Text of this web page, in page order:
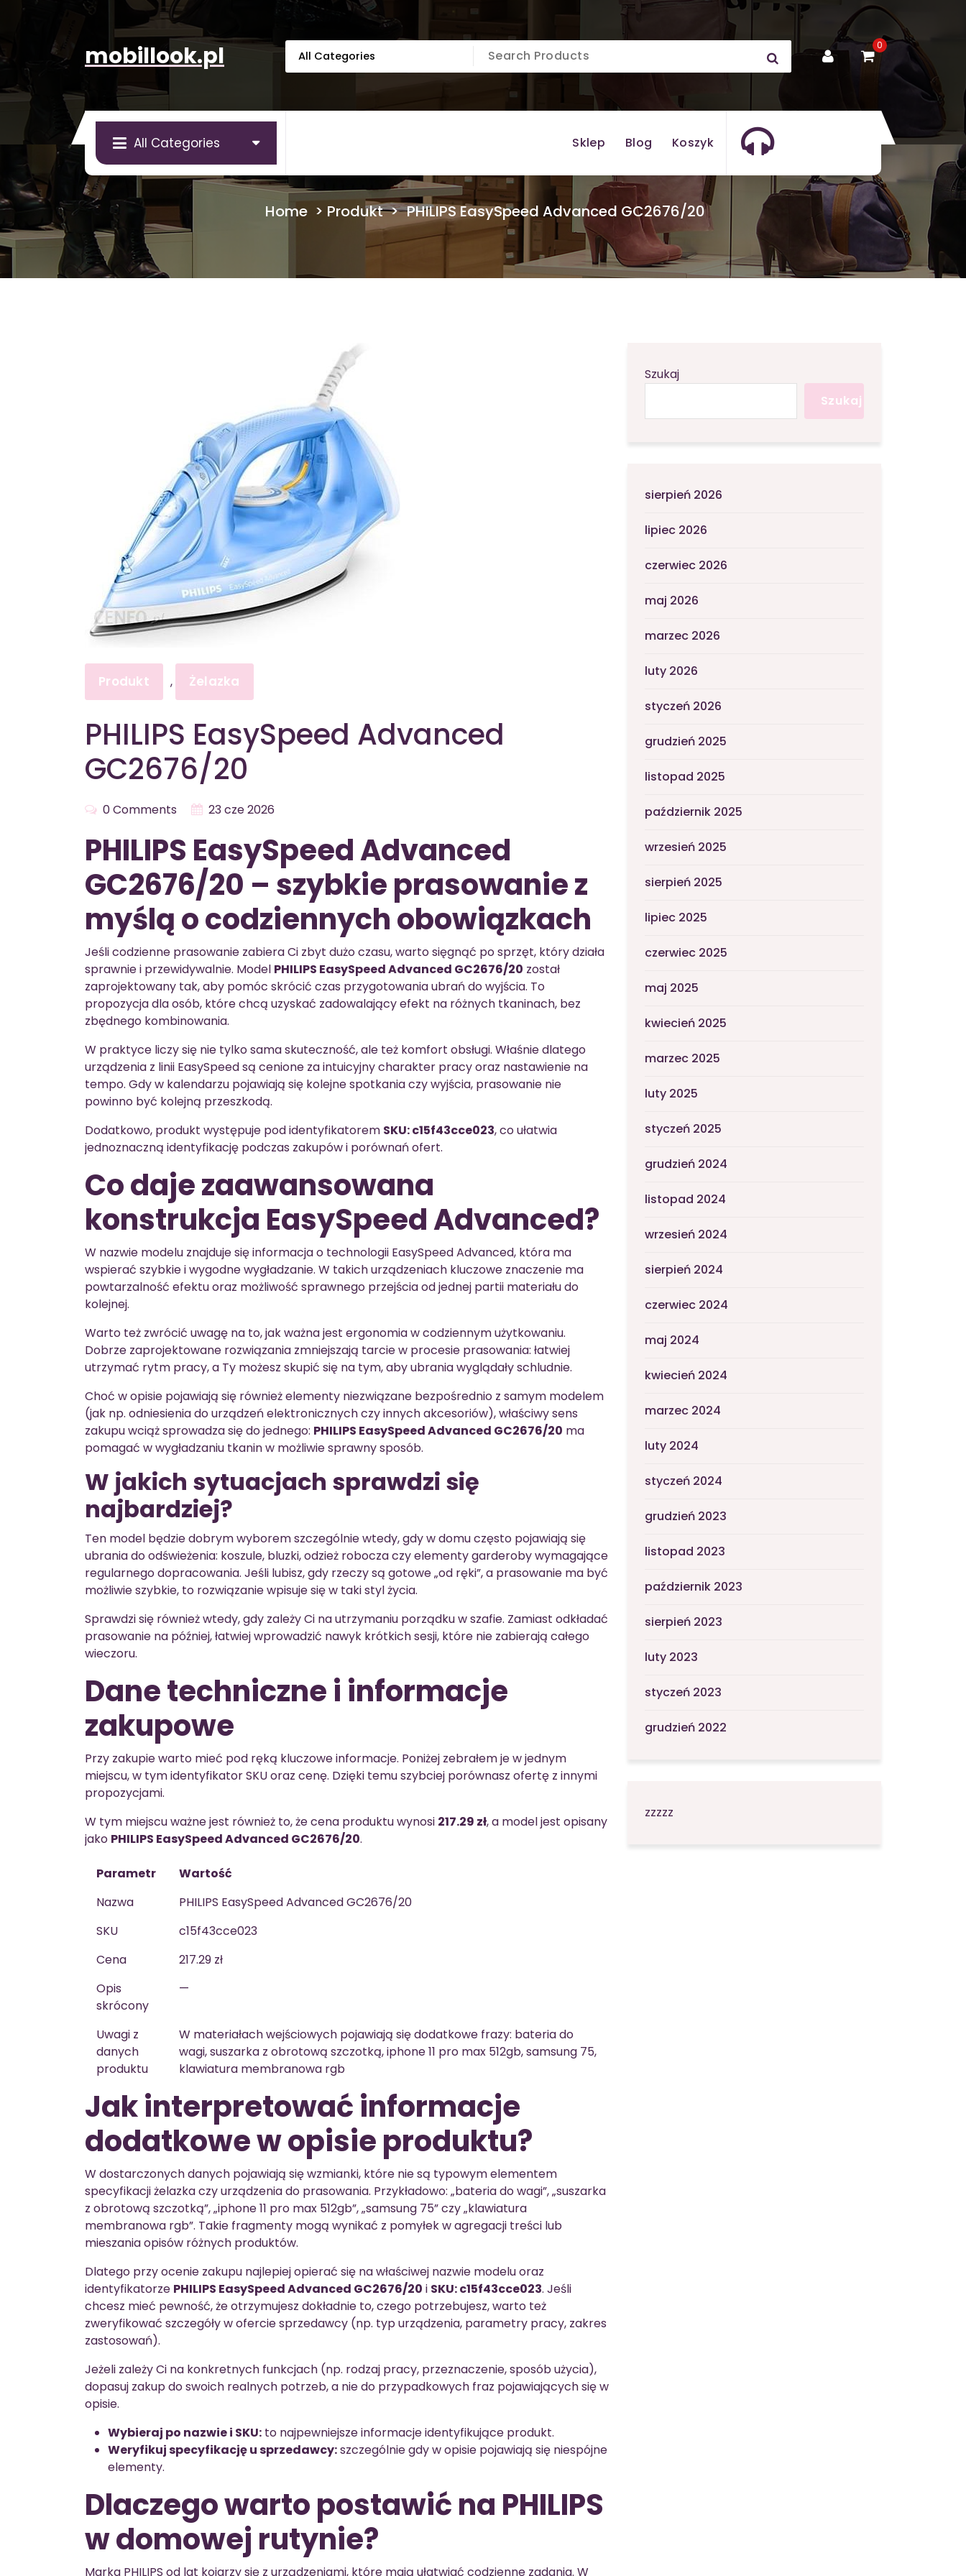
mobillook.pl 0
All Categories Sklep Blog Koszyk
Home > Produkt> PHILIPS EasySpeed Advanced GC2676/20
Produkt , Żelazka
PHILIPS EasySpeed Advanced
GC2676/20
0 Comments 23 cze 2026
PHILIPS EasySpeed Advanced
GC2676/20 – szybkie prasowanie z
myślą o codziennych obowiązkach
Jeśli codzienne prasowanie zabiera Ci zbyt dużo czasu, warto sięgnąć po sprzęt, który działa
sprawnie i przewidywalnie. Model PHILIPS EasySpeed Advanced GC2676/20 został
zaprojektowany tak, aby pomóc skrócić czas przygotowania ubrań do wyjścia. To
propozycja dla osób, które chcą uzyskać zadowalający efekt na różnych tkaninach, bez
zbędnego kombinowania.
W praktyce liczy się nie tylko sama skuteczność, ale też komfort obsługi. Właśnie dlatego
urządzenia z linii EasySpeed są cenione za intuicyjny charakter pracy oraz nastawienie na
tempo. Gdy w kalendarzu pojawiają się kolejne spotkania czy wyjścia, prasowanie nie
powinno być kolejną przeszkodą.
Dodatkowo, produkt występuje pod identyfikatorem SKU: c15f43cce023, co ułatwia
jednoznaczną identyfikację podczas zakupów i porównań ofert.
Co daje zaawansowana
konstrukcja EasySpeed Advanced?
W nazwie modelu znajduje się informacja o technologii EasySpeed Advanced, która ma
wspierać szybkie i wygodne wygładzanie. W takich urządzeniach kluczowe znaczenie ma
powtarzalność efektu oraz możliwość sprawnego przejścia od jednej partii materiału do
kolejnej.
Warto też zwrócić uwagę na to, jak ważna jest ergonomia w codziennym użytkowaniu.
Dobrze zaprojektowane rozwiązania zmniejszają tarcie w procesie prasowania: łatwiej
utrzymać rytm pracy, a Ty możesz skupić się na tym, aby ubrania wyglądały schludnie.
Choć w opisie pojawiają się również elementy niezwiązane bezpośrednio z samym modelem
(jak np. odniesienia do urządzeń elektronicznych czy innych akcesoriów), właściwy sens
zakupu wciąż sprowadza się do jednego: PHILIPS EasySpeed Advanced GC2676/20 ma
pomagać w wygładzaniu tkanin w możliwie sprawny sposób.
W jakich sytuacjach sprawdzi się
najbardziej?
Ten model będzie dobrym wyborem szczególnie wtedy, gdy w domu często pojawiają się
ubrania do odświeżenia: koszule, bluzki, odzież robocza czy elementy garderoby wymagające
regularnego dopracowania. Jeśli lubisz, gdy rzeczy są gotowe „od ręki”, a prasowanie ma być
możliwie szybkie, to rozwiązanie wpisuje się w taki styl życia.
Sprawdzi się również wtedy, gdy zależy Ci na utrzymaniu porządku w szafie. Zamiast odkładać
prasowanie na później, łatwiej wprowadzić nawyk krótkich sesji, które nie zabierają całego
wieczoru.
Dane techniczne i informacje
zakupowe
Przy zakupie warto mieć pod ręką kluczowe informacje. Poniżej zebrałem je w jednym
miejscu, w tym identyfikator SKU oraz cenę. Dzięki temu szybciej porównasz ofertę z innymi
propozycjami.
W tym miejscu ważne jest również to, że cena produktu wynosi 217.29 zł, a model jest opisany
jako PHILIPS EasySpeed Advanced GC2676/20.
Parametr
Wartość
Nazwa
PHILIPS EasySpeed Advanced GC2676/20
SKU
c15f43cce023
Cena
217.29 zł
Opis
skrócony
—
Uwagi z
danych
produktu
W materiałach wejściowych pojawiają się dodatkowe frazy: bateria do
wagi, suszarka z obrotową szczotką, iphone 11 pro max 512gb, samsung 75,
klawiatura membranowa rgb
Jak interpretować informacje
dodatkowe w opisie produktu?
W dostarczonych danych pojawiają się wzmianki, które nie są typowym elementem
specyfikacji żelazka czy urządzenia do prasowania. Przykładowo: „bateria do wagi”, „suszarka
z obrotową szczotką”, „iphone 11 pro max 512gb”, „samsung 75” czy „klawiatura
membranowa rgb”. Takie fragmenty mogą wynikać z pomyłek w agregacji treści lub
mieszania opisów różnych produktów.
Dlatego przy ocenie zakupu najlepiej opierać się na właściwej nazwie modelu oraz
identyfikatorze PHILIPS EasySpeed Advanced GC2676/20 i SKU: c15f43cce023. Jeśli
chcesz mieć pewność, że otrzymujesz dokładnie to, czego potrzebujesz, warto też
zweryfikować szczegóły w ofercie sprzedawcy (np. typ urządzenia, parametry pracy, zakres
zastosowań).
Jeżeli zależy Ci na konkretnych funkcjach (np. rodzaj pracy, przeznaczenie, sposób użycia),
dopasuj zakup do swoich realnych potrzeb, a nie do przypadkowych fraz pojawiających się w
opisie.
Wybieraj po nazwie i SKU: to najpewniejsze informacje identyfikujące produkt.
Weryfikuj specyfikację u sprzedawcy:szczególnie gdy w opisie pojawiają się niespójne
elementy.
Dlaczego warto postawić na PHILIPS
w domowej rutynie?
Marka PHILIPS od lat kojarzy się z urządzeniami, które mają ułatwiać codzienne zadania. W
Szukaj
Szukaj
sierpień 2026
lipiec 2026
czerwiec 2026
maj 2026
marzec 2026
luty 2026
styczeń 2026
grudzień 2025
listopad 2025
październik 2025
wrzesień 2025
sierpień 2025
lipiec 2025
czerwiec 2025
maj 2025
kwiecień 2025
marzec 2025
luty 2025
styczeń 2025
grudzień 2024
listopad 2024
wrzesień 2024
sierpień 2024
czerwiec 2024
maj 2024
kwiecień 2024
marzec 2024
luty 2024
styczeń 2024
grudzień 2023
listopad 2023
październik 2023
sierpień 2023
luty 2023
styczeń 2023
grudzień 2022
zzzzz